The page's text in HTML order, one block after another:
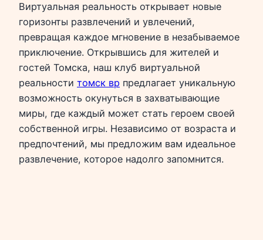
Виртуальная реальность открывает новые
горизонты развлечений и увлечений,
превращая каждое мгновение в незабываемое
приключение. Открывшись для жителей и
гостей Томска, наш клуб виртуальной
реальности томск вр предлагает уникальную
возможность окунуться в захватывающие
миры, где каждый может стать героем своей
собственной игры. Независимо от возраста и
предпочтений, мы предложим вам идеальное
развлечение, которое надолго запомнится.